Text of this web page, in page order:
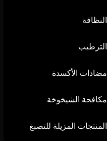
النظافة
الترطيب
مضادات الأكسدة
مكافحة الشيخوخة
المنتجات المزيلة للتصبغ